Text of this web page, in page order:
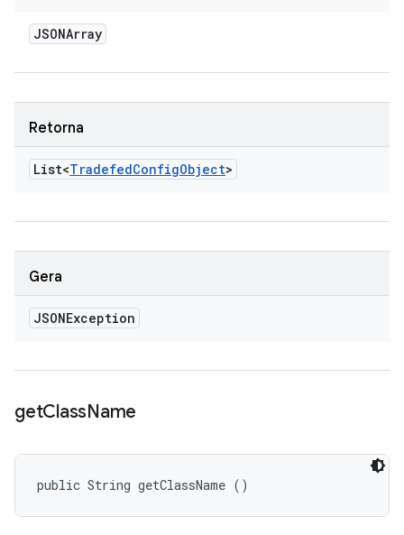
JSONArray
Retorna
List<TradefedConfigObject>
Gera
JSONException
getClassName
public String getClassName ()